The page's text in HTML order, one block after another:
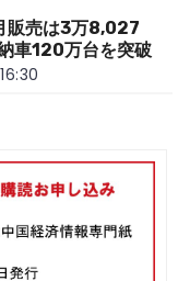
販売は3万8,027
車120万台を突破